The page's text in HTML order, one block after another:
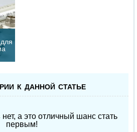
к данной статье
а это отличный шанс стать
первым!